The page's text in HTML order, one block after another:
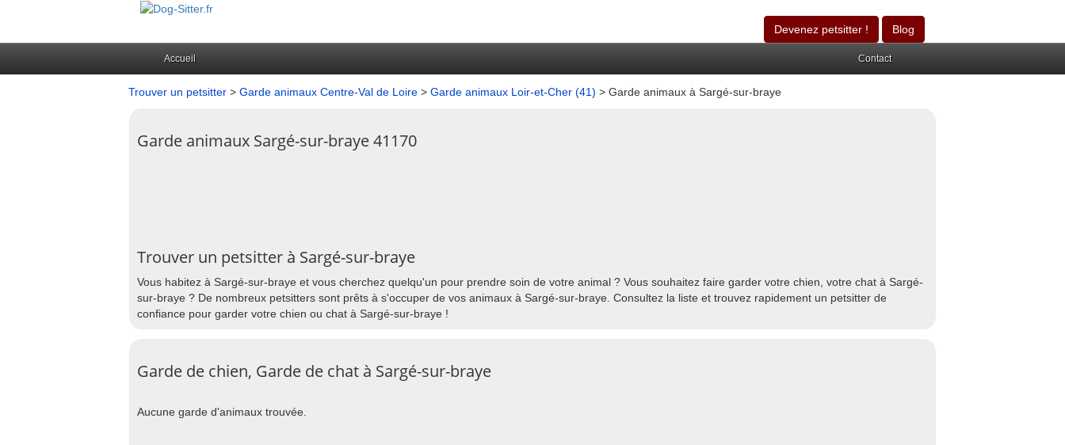
Devenez petsitter ! Blog
Accueil Contact
Trouver un petsitter > Garde animaux Centre-Val de Loire > Garde animaux Loir-et-Cher (41) > Garde animaux à Sargé-sur-braye
Garde animaux Sargé-sur-braye 41170
Trouver un petsitter à Sargé-sur-braye
Vous habitez à Sargé-sur-braye et vous cherchez quelqu'un pour prendre soin de votre animal ? Vous souhaitez faire garder votre chien, votre chat à Sargé-
sur-braye ? De nombreux petsitters sont prêts à s'occuper de vos animaux à Sargé-sur-braye. Consultez la liste et trouvez rapidement un petsitter de
confiance pour garder votre chien ou chat à Sargé-sur-braye !
Garde de chien, Garde de chat à Sargé-sur-braye
Aucune garde d'animaux trouvée.